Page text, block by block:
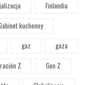
Finlandia
kuchenny
gaz
gaza
Z
Gen Z